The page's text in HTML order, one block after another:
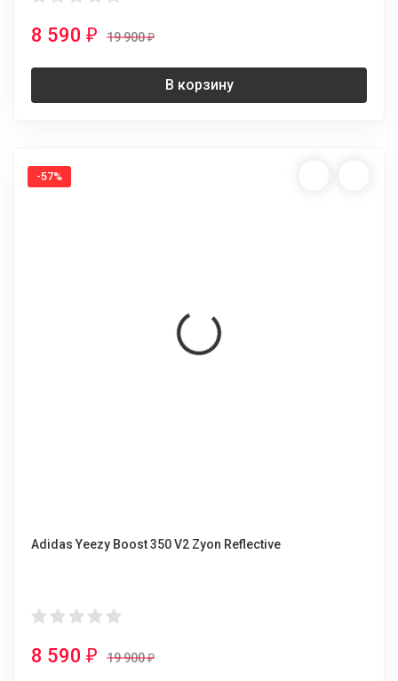
8 590 ₽ 19 900₽
В корзину
-57%
Adidas Yeezy Boost 350 V2 Zyon Reflective
8 590 ₽ 19 900₽